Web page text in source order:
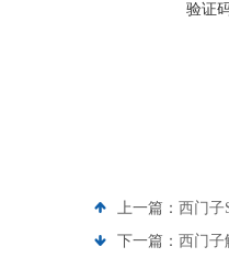
验证
上一篇： 西门子
下一篇： 西门子